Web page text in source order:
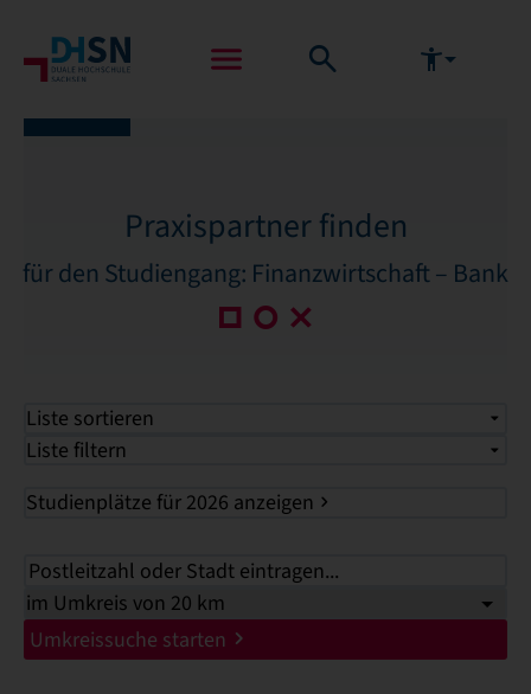
Praxispartner finden
für den Studiengang: Finanzwirtschaft – Bank
Liste sortieren
Liste filtern
Studienplätze für 2026 anzeigen
Umkreissuche starten